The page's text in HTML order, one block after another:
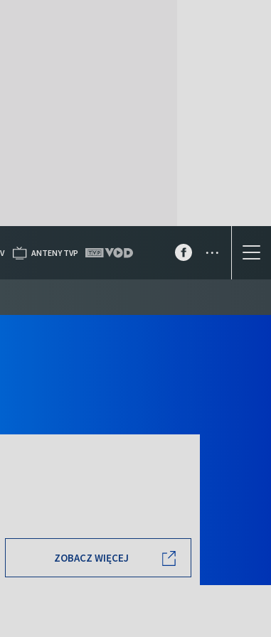
ANTENY TVP ...
ZOBACZ WIĘCEJ